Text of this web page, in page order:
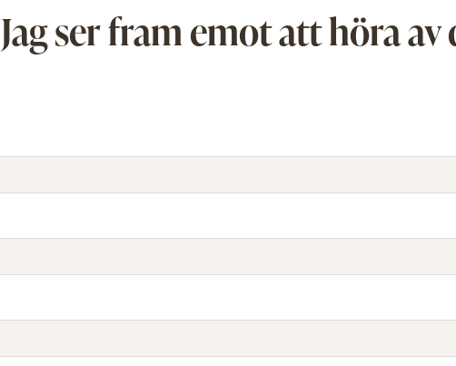
Jag ser fram emot att höra av